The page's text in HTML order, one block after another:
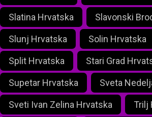
Slatina Hrvatska Slavonski
Slunj Hrvatska Solin Hrvatska
Split Hrvatska Stari Grad
Supetar Hrvatska Sveta
Sveti Ivan Zelina Hrvatska Trilj